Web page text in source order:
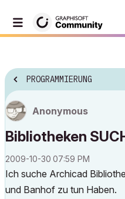
PROGRAMMIERUNG
Anonymous
Bibliotheken
‎2009-10-30 07:59 PM
Ich suche Archicad
und Banhof zu tun Haben.